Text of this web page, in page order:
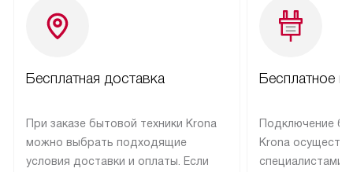
Бесплатная доставка
При заказе бытовой техники Krona
можно выбрать подходящие
условия доставки и оплаты. Если
Бесплатное
Подключение
Krona
специалистами